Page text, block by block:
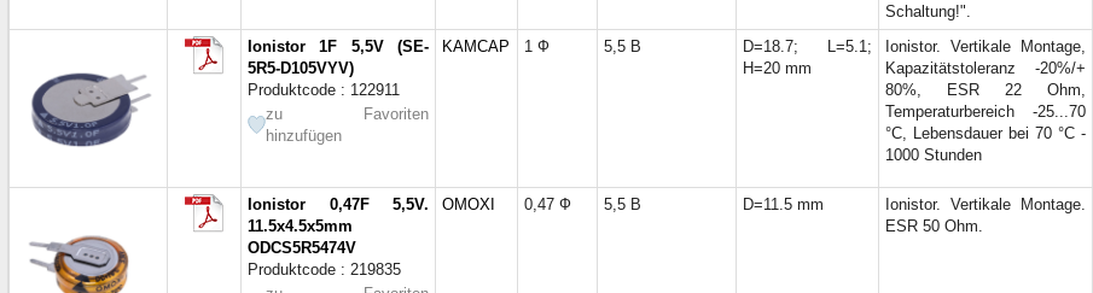
Schaltung!".
Ionistor 1F 5,5V (SE-
5R5-D105VYV)
Produktcode : 122911
zu Favoriten
hinzufügen
KAMCAP 1 Ф 5,5 В
D=18.7; L=5.1;
H=20 mm
Ionistor. Vertikale Montage,
Kapazitätstoleranz -20%/+
80%, ESR 22 Ohm,
Temperaturbereich -25...70
°C, Lebensdauer bei 70 °C -
1000 Stunden
Ionistor 0,47F 5,5V.
11.5x4.5x5mm
ODCS5R5474V
Produktcode : 219835
OMOXI 0,47 Ф 5,5 В D=11.5 mm
Ionistor. Vertikale Montage.
ESR 50 Ohm.